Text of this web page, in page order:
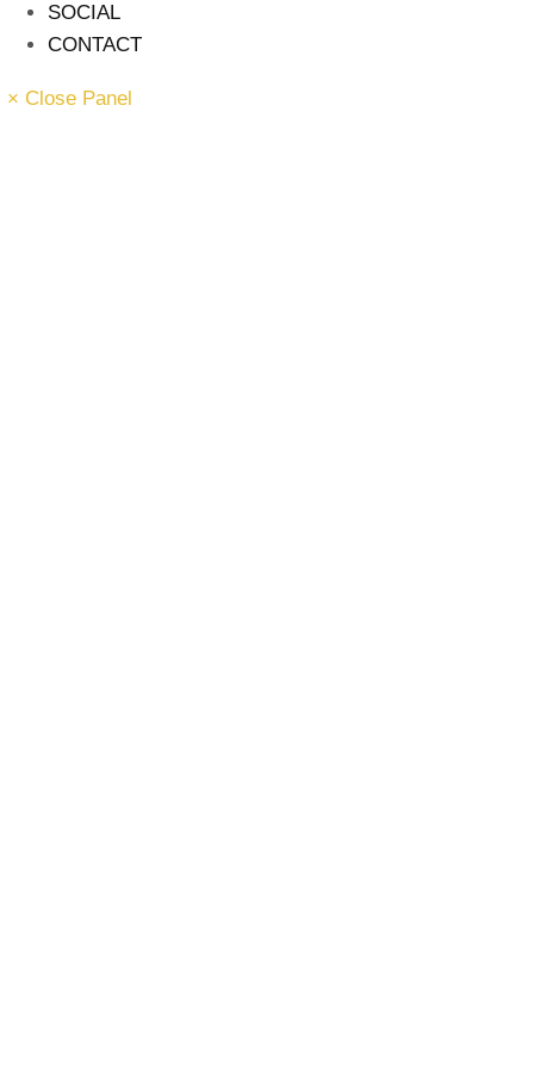
SOCIAL
CONTACT
× Close Panel